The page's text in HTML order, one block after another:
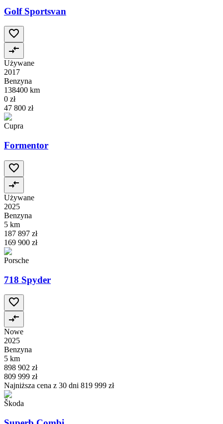
Golf Sportsvan
Używane
2017
Benzyna
138400 km
0 zł
47 800 zł
Cupra
Formentor
Używane
2025
Benzyna
5 km
187 897 zł
169 900 zł
Porsche
718 Spyder
Nowe
2025
Benzyna
5 km
898 902 zł
809 999 zł
Najniższa cena z 30 dni 819 999 zł
Škoda